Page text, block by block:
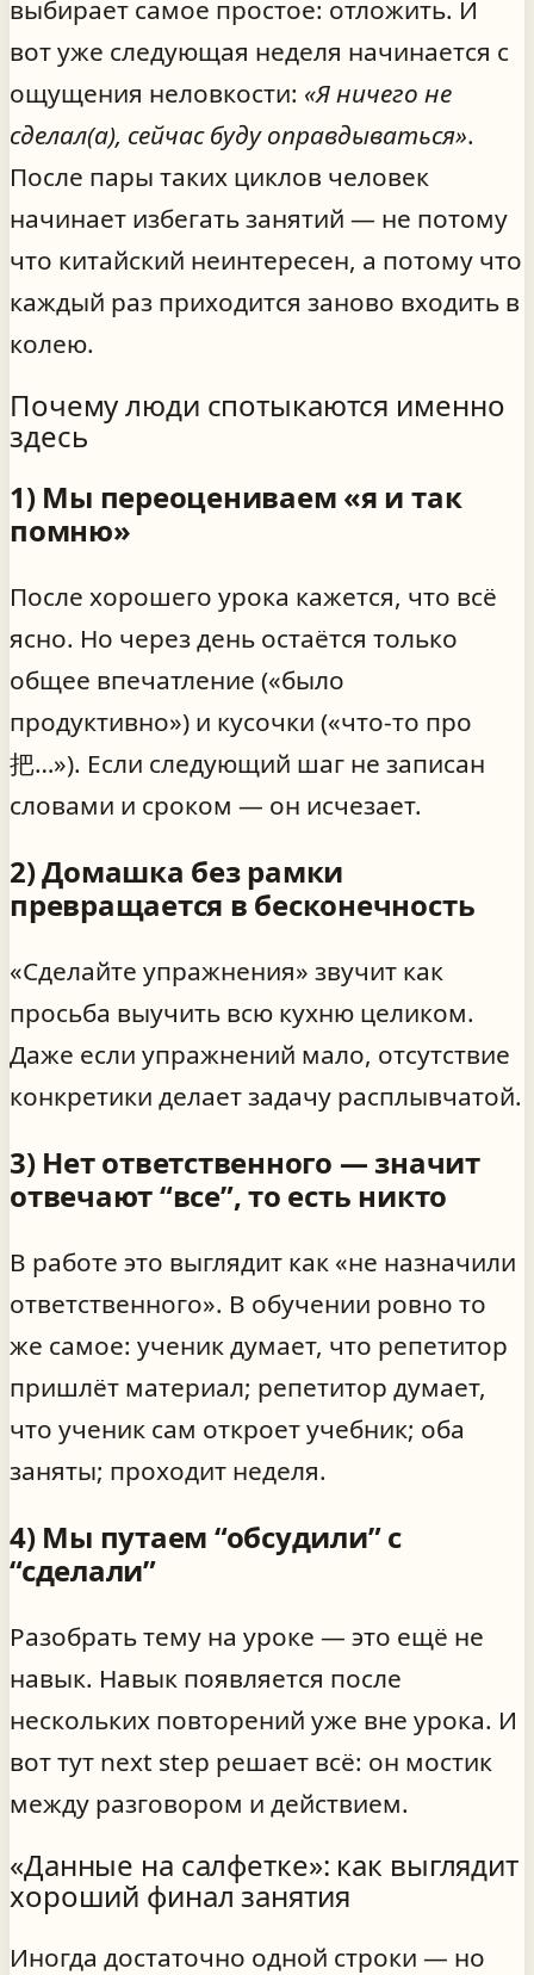
выбирает самое простое: отложить. И
вот уже следующая неделя начинается с
ощущения неловкости: «Я ничего не
сделал(а), сейчас буду оправдываться».
После пары таких циклов человек
начинает избегать занятий — не потому
что китайский неинтересен, а потому что
каждый раз приходится заново входить в
колею.
Почему люди спотыкаются именно
здесь
1) Мы переоцениваем «я и так
помню»
После хорошего урока кажется, что всё
ясно. Но через день остаётся только
общее впечатление («было
продуктивно») и кусочки («что-то про
把…»). Если следующий шаг не записан
словами и сроком — он исчезает.
2) Домашка без рамки
превращается в бесконечность
«Сделайте упражнения» звучит как
просьба выучить всю кухню целиком.
Даже если упражнений мало, отсутствие
конкретики делает задачу расплывчатой.
3) Нет ответственного — значит
отвечают “все”, то есть никто
В работе это выглядит как «не назначили
ответственного». В обучении ровно то
же самое: ученик думает, что репетитор
пришлёт материал; репетитор думает,
что ученик сам откроет учебник; оба
заняты; проходит неделя.
4) Мы путаем “обсудили” с
“сделали”
Разобрать тему на уроке — это ещё не
навык. Навык появляется после
нескольких повторений уже вне урока. И
вот тут next step решает всё: он мостик
между разговором и действием.
«Данные на салфетке»: как выглядит
хороший финал занятия
Иногда достаточно одной строки — но